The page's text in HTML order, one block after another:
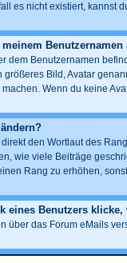
es nicht existiert, kannst
Benutzernamen
dem Benutzernamen
größeres Bild, Avatar
Wenn du keine
den Wortlaut des
wie viele Beiträge
Rang zu erhöhen,
eines Benutzers
über das Forum eMails